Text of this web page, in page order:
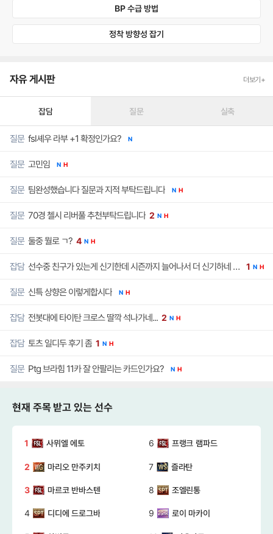
BP 수급 방법
정착 방향성 잡기
자유 게시판 더보기+
잡담 질문 실축
질문 fsl셰우 라부 +1 확정인가요? N
질문 고민임 N H
질문 팀완성했습니다 질문과 지적 부탁드립니다 N H
질문 70경 첼시 리버풀 추천부탁드립니다 2 N H
질문 둘중 뭘로 ㄱ? 4 N H
잡담 선수중 친구가 있는게 신기한데 시즌까지 늘어나서 더 신기하네 ㅋㅋㅋ 1 N H
질문 신특 상향은 이렇게합시다 N H
잡담 전봇대에 타이탄 크로스 딸깍 석나가네... 2 N H
잡담 토츠 일디두 후기 좀 1 N H
질문 Ptg 브라힘 11카 잘 안팔리는 카드인가요? N H
현재 주목 받고 있는 선수
1 사뮈엘 에토
2 마리오 만주키치
3 마르코 반바스텐
4 디디에 드로그바
6 프랭크 램파드
7 즐라탄
8 조엘린통
9 로이 마카이